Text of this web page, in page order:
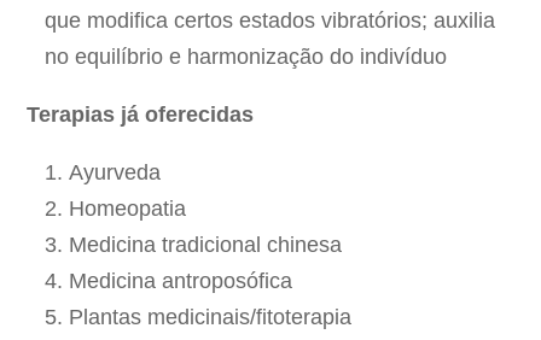
que modifica certos estados vibratórios; auxilia
no equilíbrio e harmonização do indivíduo
Terapias já oferecidas
Ayurveda
Homeopatia
Medicina tradicional chinesa
Medicina antroposófica
Plantas medicinais/fitoterapia